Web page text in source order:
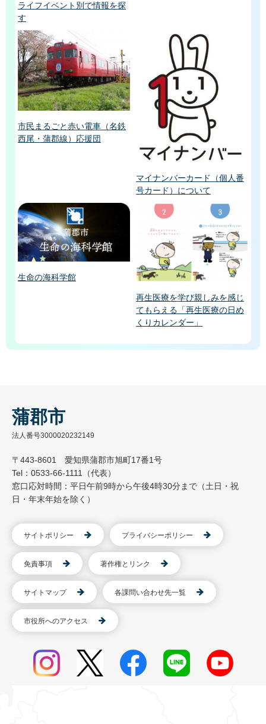
ライフイベント別で情報を探
す
市民まるごと赤い電車（名鉄
西尾・蒲郡線）応援団
マイナンバーカード（個人番
号カード）について
生命の海科学館
再生医療を学び親しみを感じ
てもらえる「再生医療の日め
くりカレンダー」
蒲郡市
法人番号3000020232149
〒443-8601 愛知県蒲郡市旭町17番1号
Tel：0533-66-1111（代表）
窓口応対時間：平日午前9時から午後4時30分まで（土日・祝
日・年末年始を除く）
サイトポリシー プライバシーポリシー
免責事項 著作権とリンク
サイトマップ 各課問い合わせ先一覧
市役所へのアクセス